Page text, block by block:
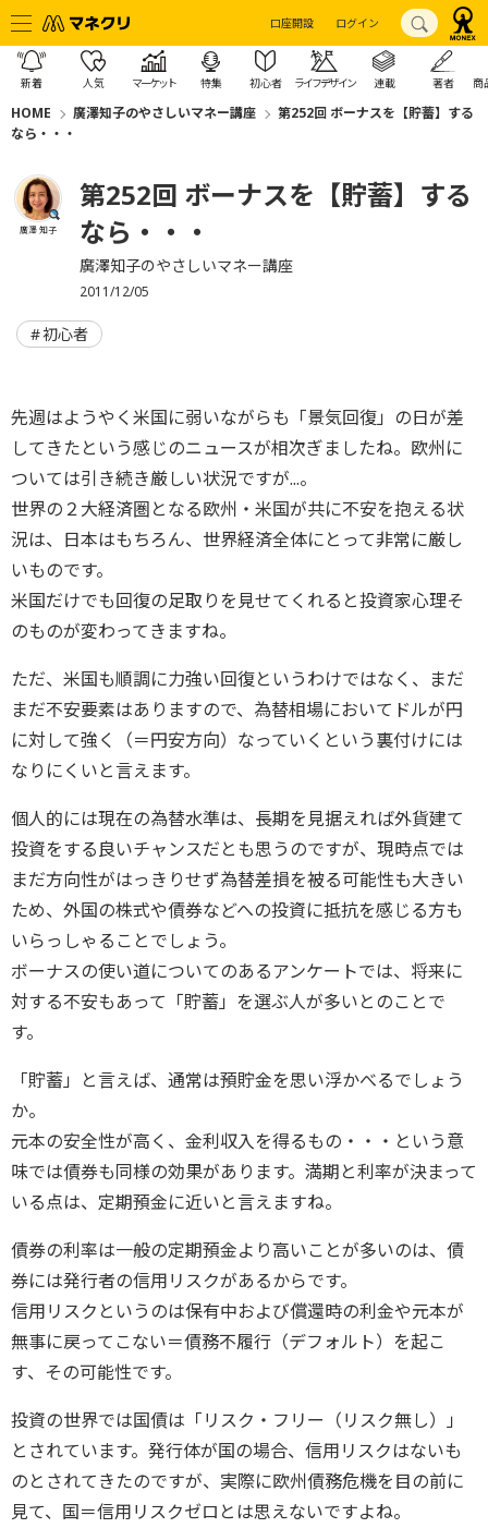
口座開設 ログイン
新着 人気 マーケット 特集 初心者 ライフデザイン 連載 著者 商
HOME 廣澤知子のやさしいマネー講座
第252回 ボーナスを【貯蓄】する
なら・・・
廣澤 知子
第252回 ボーナスを【貯蓄】する
なら・・・
廣澤知子のやさしいマネー講座
2011/12/05
初心者
先週はようやく米国に弱いながらも「景気回復」の日が差
してきたという感じのニュースが相次ぎましたね。欧州に
ついては引き続き厳しい状況ですが...。
世界の２大経済圏となる欧州・米国が共に不安を抱える状
況は、日本はもちろん、世界経済全体にとって非常に厳し
いものです。
米国だけでも回復の足取りを見せてくれると投資家心理そ
のものが変わってきますね。
ただ、米国も順調に力強い回復というわけではなく、まだ
まだ不安要素はありますので、為替相場においてドルが円
に対して強く（＝円安方向）なっていくという裏付けには
なりにくいと言えます。
個人的には現在の為替水準は、長期を見据えれば外貨建て
投資をする良いチャンスだとも思うのですが、現時点では
まだ方向性がはっきりせず為替差損を被る可能性も大きい
ため、外国の株式や債券などへの投資に抵抗を感じる方も
いらっしゃることでしょう。
ボーナスの使い道についてのあるアンケートでは、将来に
対する不安もあって「貯蓄」を選ぶ人が多いとのことで
す。
「貯蓄」と言えば、通常は預貯金を思い浮かべるでしょう
か。
元本の安全性が高く、金利収入を得るもの・・・という意
味では債券も同様の効果があります。満期と利率が決まって
いる点は、定期預金に近いと言えますね。
債券の利率は一般の定期預金より高いことが多いのは、債
券には発行者の信用リスクがあるからです。
信用リスクというのは保有中および償還時の利金や元本が
無事に戻ってこない＝債務不履行（デフォルト）を起こ
す、その可能性です。
投資の世界では国債は「リスク・フリー（リスク無し）」
とされています。発行体が国の場合、信用リスクはないも
のとされてきたのですが、実際に欧州債務危機を目の前に
見て、国＝信用リスクゼロとは思えないですよね。